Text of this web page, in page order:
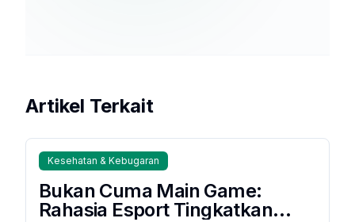
Artikel Terkait
Kesehatan & Kebugaran
Bukan Cuma Main Game:
Rahasia Esport Tingkatkan